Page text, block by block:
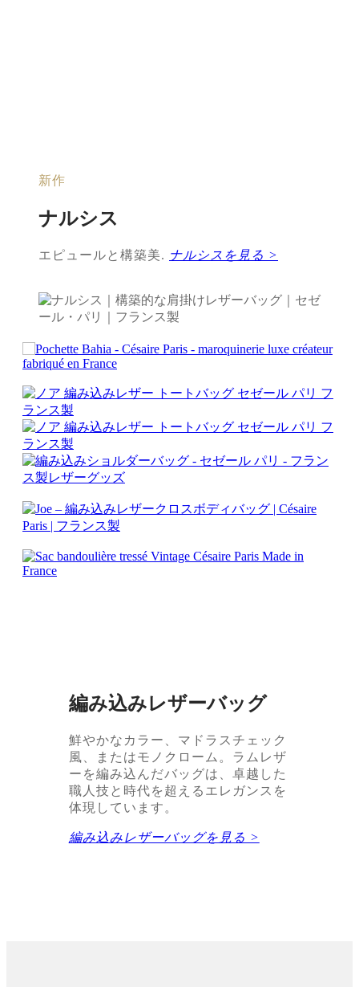
新作
ナルシス
エピュールと構築美. ナルシスを見る >
編み込みレザーバッグ
鮮やかなカラー、マドラスチェック
風、またはモノクローム。ラムレザ
ーを編み込んだバッグは、卓越した
職人技と時代を超えるエレガンスを
体現しています。
編み込みレザーバッグを見る >